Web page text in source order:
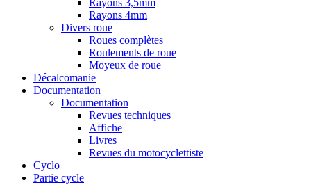
Rayons 3,5mm
Rayons 4mm
Divers roue
Roues complètes
Roulements de roue
Moyeux de roue
Décalcomanie
Documentation
Documentation
Revues techniques
Affiche
Livres
Revues du motocyclettiste
Cyclo
Partie cycle